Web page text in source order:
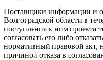
Поставщики информации и
Волгоградской области в
поступления к ним проекта
согласовать его либо
нормативный правовой акт,
причиной отказа в